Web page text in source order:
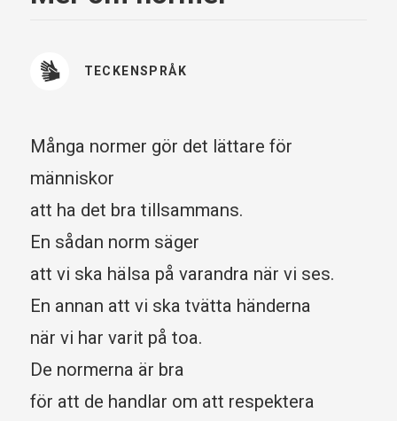
TECKENSPRÅK
Många normer gör det lättare för
människor
att ha det bra tillsammans.
En sådan norm säger
att vi ska hälsa på varandra när vi ses.
En annan att vi ska tvätta händerna
när vi har varit på toa.
De normerna är bra
för att de handlar om att respektera